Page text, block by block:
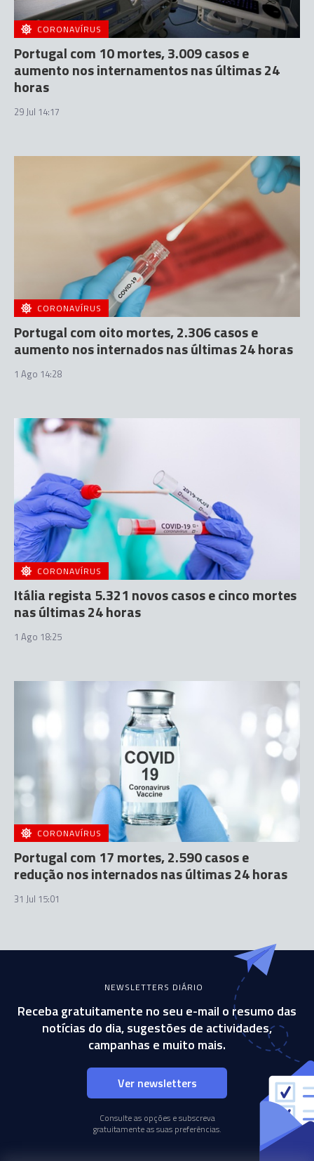
CORONAVÍRUS
Portugal com 10 mortes, 3.009 casos e
aumento nos internamentos nas últimas 24
horas
29 Jul 14:17
CORONAVÍRUS
Portugal com oito mortes, 2.306 casos e
aumento nos internados nas últimas 24 horas
1 Ago 14:28
CORONAVÍRUS
Itália regista 5.321 novos casos e cinco mortes
nas últimas 24 horas
1 Ago 18:25
CORONAVÍRUS
Portugal com 17 mortes, 2.590 casos e
redução nos internados nas últimas 24 horas
31 Jul 15:01
NEWSLETTERS DIÁRIO
Receba gratuitamente no seu e-mail o resumo das
notícias do dia, sugestões de actividades,
campanhas e muito mais.
Ver newsletters
Consulte as opções e subscreva
gratuitamente as suas preferências.